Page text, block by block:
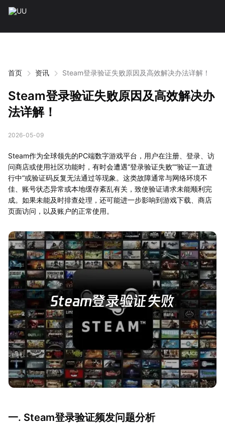
首页 资讯 Steam登录验证失败原因及高效解决办法详解！
Steam登录验证失败原因及高效解决办
法详解！
2026-05-09
Steam作为全球领先的PC端数字游戏平台，用户在注册、登录、访
问商店或使用社区功能时，有时会遭遇“登录验证失败”“验证一直进
行中”或验证码反复无法通过等现象。这类故障通常与网络环境不
佳、账号状态异常或本地缓存紊乱有关，致使验证请求未能顺利完
成。如果未能及时排查处理，还可能进一步影响到游戏下载、商店
页面访问，以及账户的正常使用。
一. Steam登录验证频发问题分析